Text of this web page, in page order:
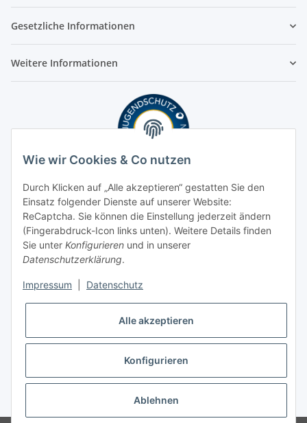
Gesetzliche Informationen
Weitere Informationen
* Alle Preise inkl. gesetzlicher USt., zzgl.Versand
Wie wir Cookies & Co nutzen
Durch Klicken auf „Alle akzeptieren“ gestatten Sie den
Einsatz folgender Dienste auf unserer Website:
ReCaptcha. Sie können die Einstellung jederzeit ändern
(Fingerabdruck-Icon links unten). Weitere Details finden
Sie unter Konfigurieren und in unserer
Datenschutzerklärung.
Impressum Datenschutz
Alle akzeptieren
Konfigurieren
Ablehnen